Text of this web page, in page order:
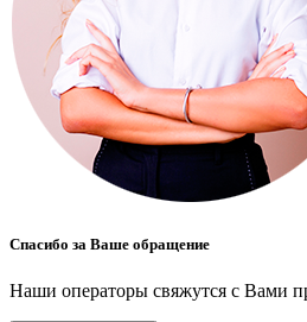
Спасибо за Ваше обращение
Наши операторы свяжутся с Вами